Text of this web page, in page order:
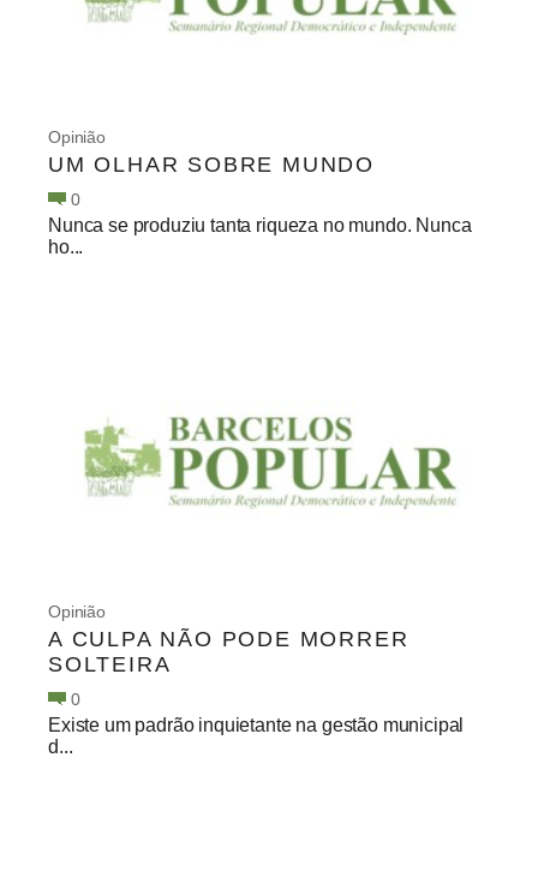
Opinião
UM OLHAR SOBRE MUNDO
0
Nunca se produziu tanta riqueza no mundo. Nunca
ho...
Opinião
A CULPA NÃO PODE MORRER
SOLTEIRA
0
Existe um padrão inquietante na gestão municipal
d...